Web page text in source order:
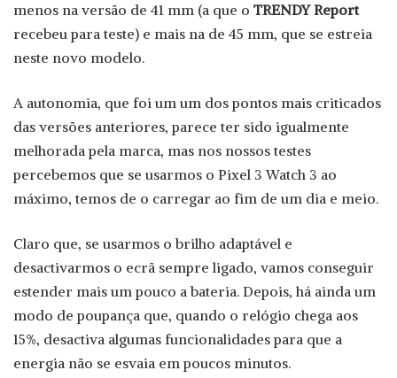
menos na versão de 41 mm (a que o TRENDY Report
recebeu para teste) e mais na de 45 mm, que se estreia
neste novo modelo.
A autonomia, que foi um um dos pontos mais criticados
das versões anteriores, parece ter sido igualmente
melhorada pela marca, mas nos nossos testes
percebemos que se usarmos o Pixel 3 Watch 3 ao
máximo, temos de o carregar ao fim de um dia e meio.
Claro que, se usarmos o brilho adaptável e
desactivarmos o ecrã sempre ligado, vamos conseguir
estender mais um pouco a bateria. Depois, há ainda um
modo de poupança que, quando o relógio chega aos
15%, desactiva algumas funcionalidades para que a
energia não se esvaia em poucos minutos.